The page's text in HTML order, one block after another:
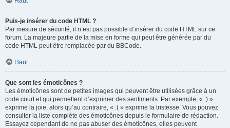
Puis-je insérer du code HTML ?
Par mesure de sécurité, il n’est pas possible d’insérer du code HTML sur ce
forum. La majeure partie de la mise en forme qui peut être générée par du
code HTML peut être remplacée par du BBCode.
Haut
Que sont les émoticônes ?
Les émoticônes sont de petites images qui peuvent être utilisées grâce à un
code court et qui permettent d’exprimer des sentiments. Par exemple, « :) »
exprime la joie, alors qu’au contraire, « :( » exprime la tristesse. Vous pouvez
consulter la liste complète des émoticônes depuis le formulaire de rédaction.
Essayez cependant de ne pas abuser des émoticônes, elles peuvent